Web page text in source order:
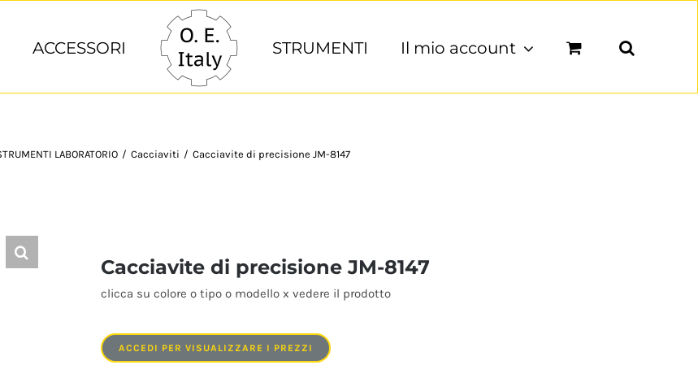
ACCESSORI STRUMENTI Il mio account
LABORATORIO / Cacciaviti / Cacciavite di precisione JM-8147
Cacciavite di precisione JM-8147
clicca su colore o tipo o modello x vedere il prodotto
ACCEDI PER VISUALIZZARE I PREZZI